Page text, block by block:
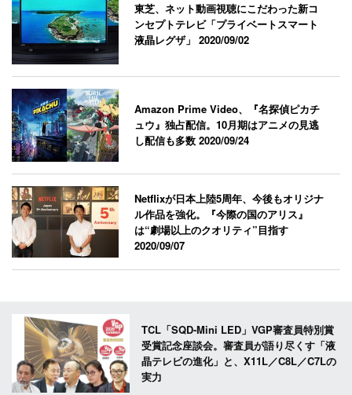
東芝、ネット動画視聴にこだわった新コ
ンセプトテレビ「プライベートスマート
液晶レグザ」2020/09/02
Amazon Prime Video、『名探偵ピカチ
ュウ』独占配信。10月期はアニメの見逃
し配信も多数2020/09/24
Netflixが日本上陸5周年、今後もオリジナ
ル作品を強化。『今際の国のアリス』
は“劇場以上のクオリティ”目指す
2020/09/07
TCL「SQD-Mini LED」VGP審査員特別賞
受賞記念座談会。審査員が語り尽くす「液
晶テレビの進化」と、X11L／C8L／C7Lの
実力